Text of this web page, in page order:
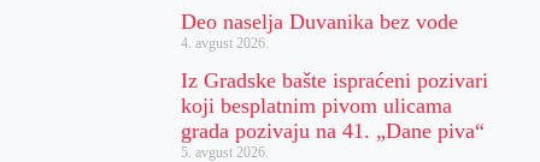
Deo naselja Duvanika bez vode
4. avgust 2026.
Iz Gradske bašte ispraćeni pozivari
koji besplatnim pivom ulicama
grada pozivaju na 41. „Dane piva“
5. avgust 2026.